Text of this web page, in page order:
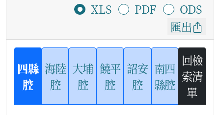
XLS
PDF
ODS
匯出
四縣
腔
海陸
腔
大埔
腔
饒平
腔
詔安
腔
南四
縣腔
回檢
索清
單